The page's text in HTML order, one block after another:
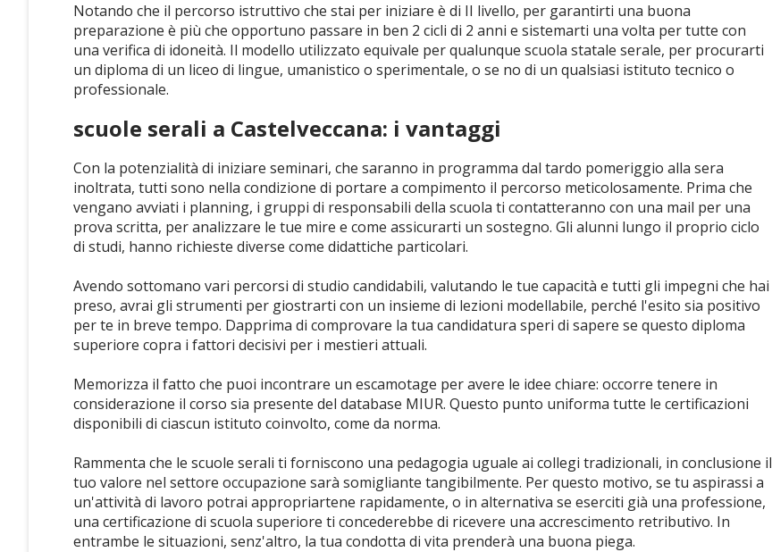
Notando che il percorso istruttivo che stai per iniziare è di II livello, per garantirti una buona
preparazione è più che opportuno passare in ben 2 cicli di 2 anni e sistemarti una volta per tutte con
una verifica di idoneità. Il modello utilizzato equivale per qualunque scuola statale serale, per procurarti
un diploma di un liceo di lingue, umanistico o sperimentale, o se no di un qualsiasi istituto tecnico o
professionale.
scuole serali a Castelveccana: i vantaggi
Con la potenzialità di iniziare seminari, che saranno in programma dal tardo pomeriggio alla sera
inoltrata, tutti sono nella condizione di portare a compimento il percorso meticolosamente. Prima che
vengano avviati i planning, i gruppi di responsabili della scuola ti contatteranno con una mail per una
prova scritta, per analizzare le tue mire e come assicurarti un sostegno. Gli alunni lungo il proprio ciclo
di studi, hanno richieste diverse come didattiche particolari.
Avendo sottomano vari percorsi di studio candidabili, valutando le tue capacità e tutti gli impegni che hai
preso, avrai gli strumenti per giostrarti con un insieme di lezioni modellabile, perché l'esito sia positivo
per te in breve tempo. Dapprima di comprovare la tua candidatura speri di sapere se questo diploma
superiore copra i fattori decisivi per i mestieri attuali.
Memorizza il fatto che puoi incontrare un escamotage per avere le idee chiare: occorre tenere in
considerazione il corso sia presente del database MIUR. Questo punto uniforma tutte le certificazioni
disponibili di ciascun istituto coinvolto, come da norma.
Rammenta che le scuole serali ti forniscono una pedagogia uguale ai collegi tradizionali, in conclusione il
tuo valore nel settore occupazione sarà somigliante tangibilmente. Per questo motivo, se tu aspirassi a
un'attività di lavoro potrai appropriartene rapidamente, o in alternativa se eserciti già una professione,
una certificazione di scuola superiore ti concederebbe di ricevere una accrescimento retributivo. In
entrambe le situazioni, senz'altro, la tua condotta di vita prenderà una buona piega.